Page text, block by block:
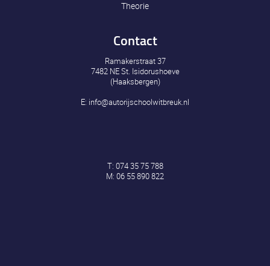
Theorie
Contact
Ramakerstraat 37
7482 NE St. Isidorushoeve
(Haaksbergen)
E: info@autorijschoolwitbreuk.nl
T: 074 35 75 788
M: 06 55 890 822